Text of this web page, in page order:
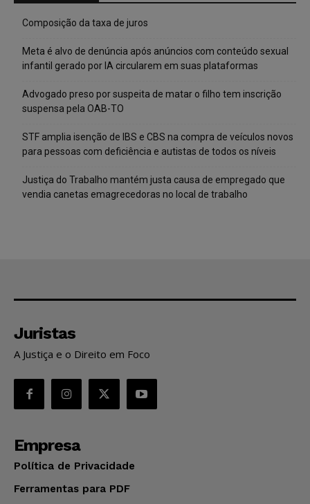
Composição da taxa de juros
Meta é alvo de denúncia após anúncios com conteúdo sexual
infantil gerado por IA circularem em suas plataformas
Advogado preso por suspeita de matar o filho tem inscrição
suspensa pela OAB-TO
STF amplia isenção de IBS e CBS na compra de veículos novos
para pessoas com deficiência e autistas de todos os níveis
Justiça do Trabalho mantém justa causa de empregado que
vendia canetas emagrecedoras no local de trabalho
Juristas
A Justiça e o Direito em Foco
Empresa
Política de Privacidade
Ferramentas para PDF